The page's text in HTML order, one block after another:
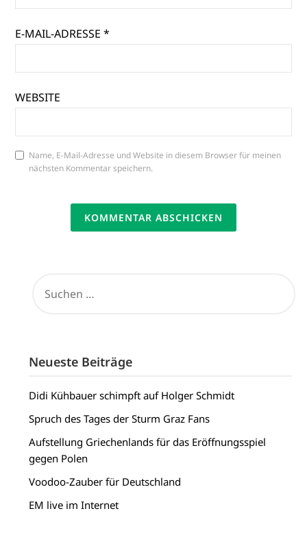
E-MAIL-ADRESSE*
WEBSITE
Name, E-Mail-Adresse und Website in diesem Browser für meinen
nächsten Kommentar speichern.
NACH:
Neueste Beiträge
Didi Kühbauer schimpft auf Holger Schmidt
Spruch des Tages der Sturm Graz Fans
Aufstellung Griechenlands für das Eröffnungsspiel
gegen Polen
Voodoo-Zauber für Deutschland
EM live im Internet